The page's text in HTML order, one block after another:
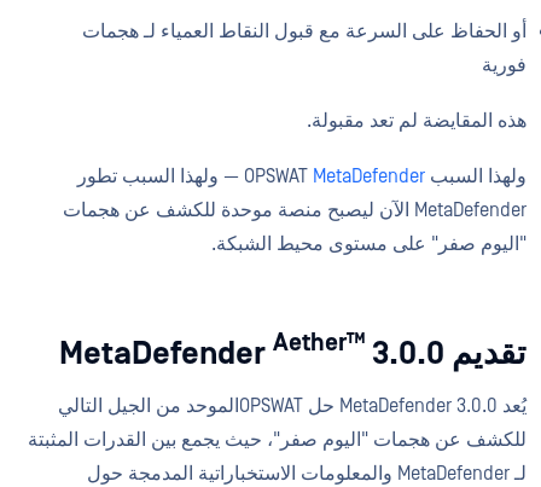
أو الحفاظ على السرعة مع قبول النقاط العمياء لـ هجمات
فورية
هذه المقايضة لم تعد مقبولة.
ولهذا السبب OPSWAT MetaDefender
— ولهذا السبب تطور
MetaDefender الآن ليصبح منصة موحدة للكشف عن هجمات
"اليوم صفر" على مستوى محيط الشبكة.
تقديم MetaDefender Aether™ 3.0.0
يُعد MetaDefender 3.0.0 حل OPSWATالموحد من الجيل التالي
للكشف عن هجمات "اليوم صفر"، حيث يجمع بين القدرات المثبتة
لـ MetaDefender والمعلومات الاستخباراتية المدمجة حول